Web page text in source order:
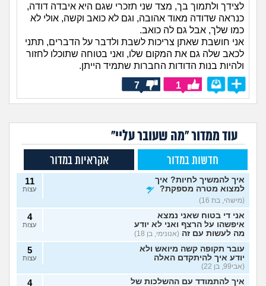
לצידך ולתמוך בך, מצד שני תזכרי שגם היא איבדה דודה,
כנראה שדודה מאוד אהובה, וגם לא כואב וקשה, אולי לא
כמו שלך, אבל גם לה כואב.
אני חושבת שאתן צריכות לשבת ולדבר על הדברים, תתני
לכאב שלה גם את המקום שלו, ואני בטוחה שתוכלו לחזור
ולהיות בנות הדודות החברות שתמיד הייתן.
1
7
עוד ממדור "מה שעובר עליי"
חדשות במדור אקראיות במדור
איך להמשיך לחיות? איך
למצוא מטרה מספקת?
(מישהי, בת 16)
11
עצות
אני די בטוח שאני נמצא
איפשהו על הרצף ואני לא יודע
מה לעשות עם זה (אנונימי, בן 18)
4
עצות
עובר תקופה קשה מיואש ולא
יודע איך להיתקדם האלה
(אבי99, בן 22)
5
עצות
איך להתמודד עם ההשלכות של 4